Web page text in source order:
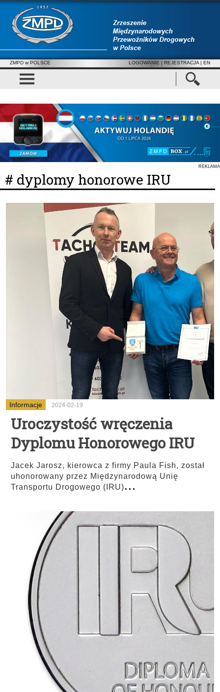
ZMPD w POLSCE LOGOWANIE | REJESTRACJA | EN
REKLAMA
# dyplomy honorowe IRU
Informacje 2024-02-19
Uroczystość wręczenia
Dyplomu Honorowego IRU
Jacek Jarosz, kierowca z firmy Paula Fish, został
uhonorowany przez Międzynarodową Unię
Transportu Drogowego (IRU)...